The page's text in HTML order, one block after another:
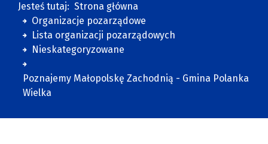
Jesteś tutaj: Strona główna
Organizacje pozarządowe
Lista organizacji pozarządowych
Nieskategoryzowane
Poznajemy Małopolskę Zachodnią - Gmina Polanka
Wielka